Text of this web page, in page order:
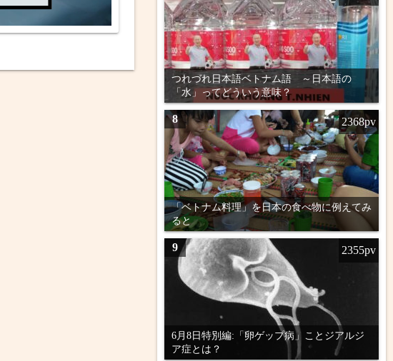
つれづれ日本語ベトナム語 ～日本語の
「水」ってどういう意味？
8
「ベトナム料理」を日本の食べ物に例えてみ
ると
2368pv
9
6月8日特別編:「卵ゲップ病」ことジアルジ
ア症とは？
2355pv